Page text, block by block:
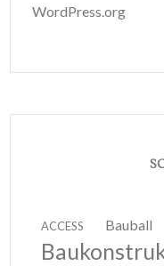
WordPress.org
ACCESS Bauball